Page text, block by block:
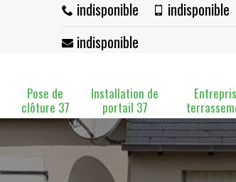
indisponible
indisponible
indisponible
Pose de
clôture 37
Installation de
portail 37